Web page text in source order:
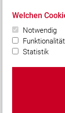
Quicklinks
LFV Bayern
Quicklink intern
© 2026
Welchen
Notwendig
Statistik